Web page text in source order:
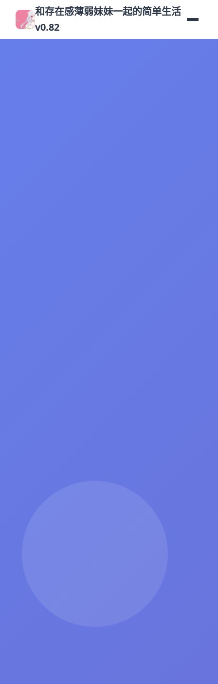
和存在感薄弱妹妹一起的简单生活
v0.82